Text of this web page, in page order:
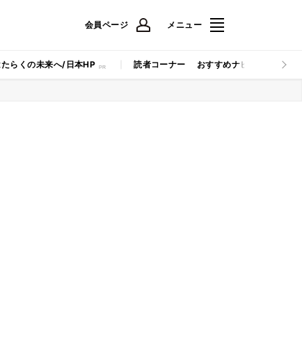
会員ページ メニュー
らくの未来へ/日本HP 読者コーナー おすすめナビ マイナビ